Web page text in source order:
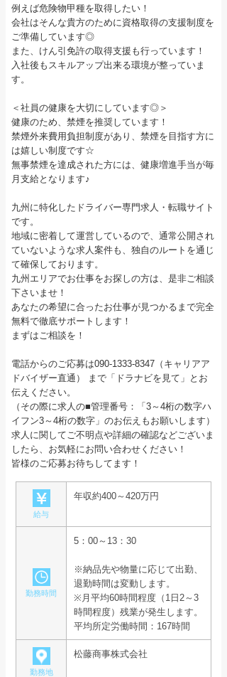
例えば危険物甲種を取得したい！
会社はそんな貴方のために資格取得の支援制度を
ご準備しています◎
また、けん引免許の取得支援も行っています！
入社後もスキルアップ出来る環境が整っていま
す。
＜社員の健康を大切にしています◎＞
健康のため、禁煙を推奨しています！
禁煙外来費用負担制度があり、禁煙を目指す方に
は嬉しい制度です☆
無事禁煙を達成された方には、健康増進手当が毎
月支給となります♪
九州に特化したドライバー専門求人・転職サイト
です。
地域に密着して運営しているので、通常公開され
ていないような求人案件も、独自のルートを通じ
て確保しております。
九州エリアでお仕事をお探しの方は、是非ご相談
下さいませ！
あなたの希望に合ったお仕事が見つかるまで完全
無料で徹底サポートします！
まずはご相談を！
電話からのご応募は090-1333-8347（キャリアア
ドバイザー直通） まで「ドラナビを見て」とお
伝えください。
（その際に求人の■管理番号：「3～4桁の数字ハ
イフン3～4桁の数字」のお伝えもお願いします）
求人に関してご不明点や詳細の確認などございま
したら、お気軽にお問い合わせください！
皆様のご応募お待ちしてます！
給与
年収約400～420万円
勤務時間
5：00～13：30
※納品先や物量に応じて出勤、
退勤時間は変動します。
※月平均60時間程度（1日2～3
時間程度）残業が発生します。
平均所定労働時間：167時間
勤務地
松藤商事株式会社